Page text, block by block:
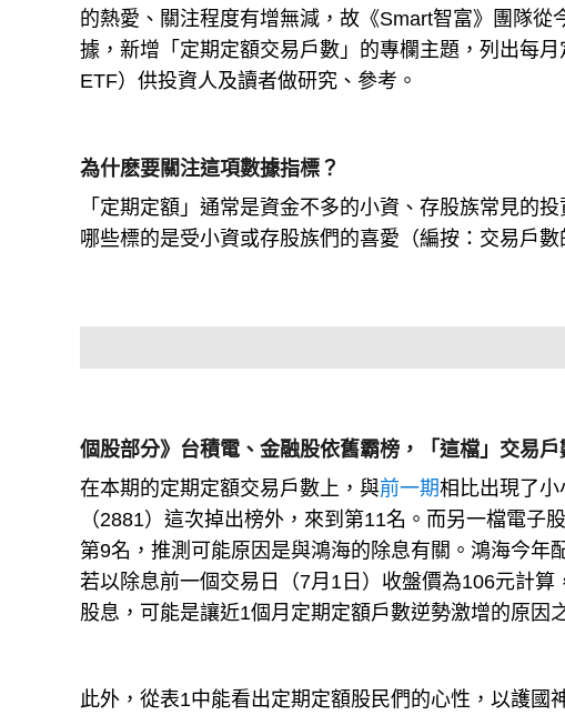
的熱愛、關注程度有增無減，故《Smart智富》團隊從
據，新增「定期定額交易戶數」的專欄主題，列出每
ETF）供投資人及讀者做研究、參考。
為什麽要關注這項數據指標？
「定期定額」通常是資金不多的小資、存股族常見的
哪些標的是受小資或存股族們的喜愛（編按：交易戶
個股部分》台積電、金融股依舊霸榜，「這檔」交易戶
在本期的定期定額交易戶數上，與前一期相比出現了
（2881）這次掉出榜外，來到第11名。而另一檔電
第9名，推測可能原因是與鴻海的除息有關。鴻海今年
若以除息前一個交易日（7月1日）收盤價為106元計
股息，可能是讓近1個月定期定額戶數逆勢激增的原因
此外，從表1中能看出定期定額股民們的心性，以護